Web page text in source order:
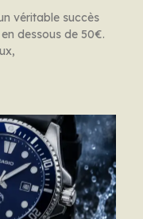
véritable succès
dessous de 50€.